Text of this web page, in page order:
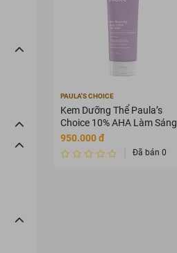
PAULA'S CHOICE
Kem Dưỡng Thể Paula’s
Choice 10% AHA Làm Sáng
Da 210ml
950.000 đ
Đã bán 0